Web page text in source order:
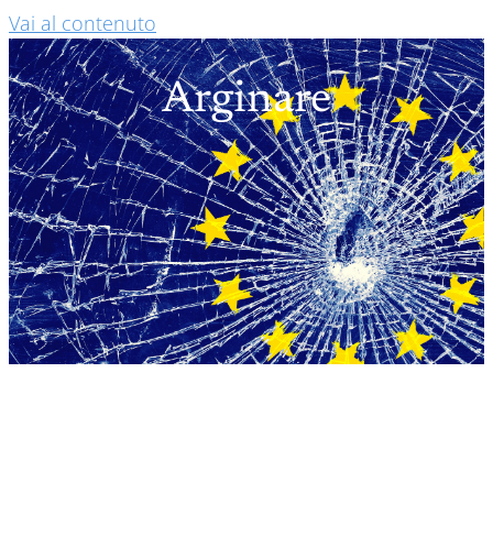
Vai al contenuto
Arginare